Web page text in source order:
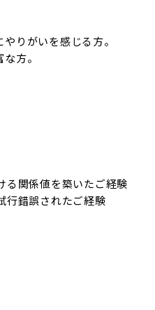
りがいを感じる方。
方。
る関係値を築いたご経験
行錯誤されたご経験